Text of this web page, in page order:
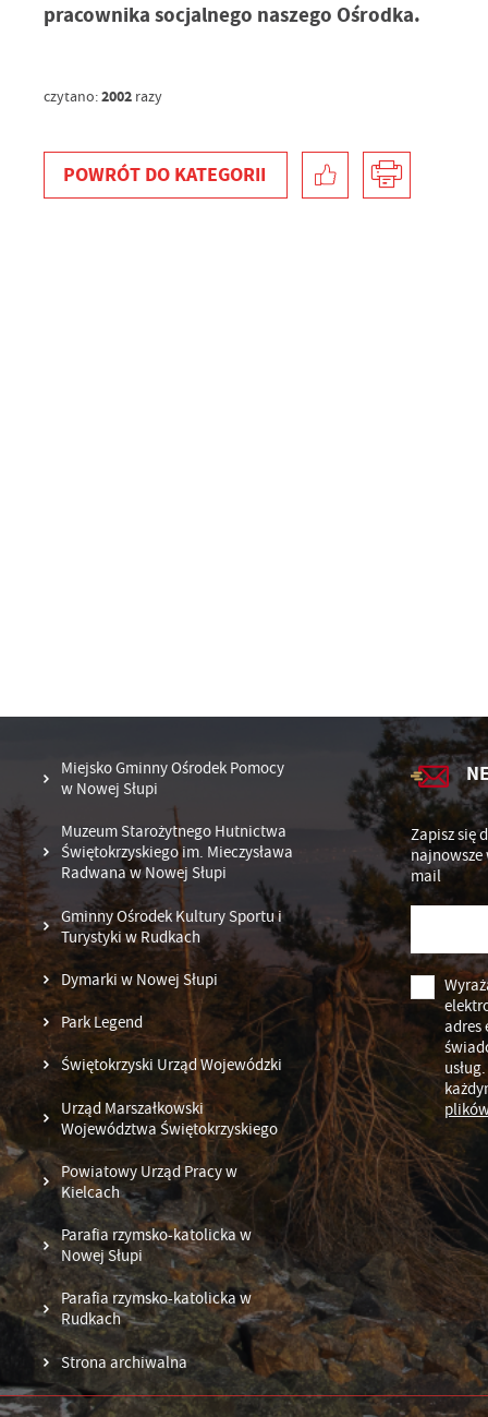
pracownika socjalnego naszego Ośrodka.
czytano:2002razy
POWRÓT DO KATEGORII
Miejsko Gminny Ośrodek Pomocy
w Nowej Słupi
Muzeum Starożytnego Hutnictwa
Świętokrzyskiego im. Mieczysława
Radwana w Nowej Słupi
Gminny Ośrodek Kultury Sportu i
Turystyki w Rudkach
Dymarki w Nowej Słupi
Park Legend
Świętokrzyski Urząd Wojewódzki
Urząd Marszałkowski
Województwa Świętokrzyskiego
Powiatowy Urząd Pracy w
Kielcach
Parafia rzymsko-katolicka w
Nowej Słupi
Parafia rzymsko-katolicka w
Rudkach
Strona archiwalna
Zapisz się
najnowsze
mail
adres